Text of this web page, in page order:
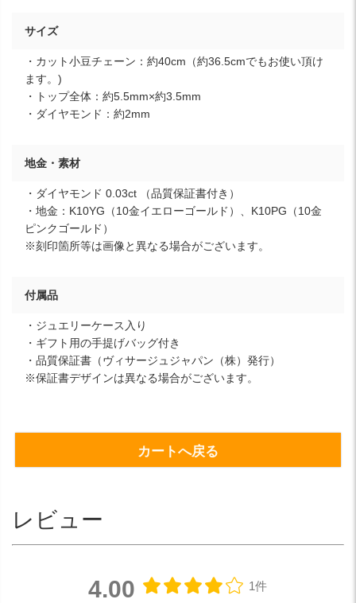
サイズ
・カット小豆チェーン：約40cm（約36.5cmでもお使い頂け
ます。)
・トップ全体：約5.5mm×約3.5mm
・ダイヤモンド：約2mm
地金・素材
・ダイヤモンド 0.03ct （品質保証書付き）
・地金：K10YG（10金イエローゴールド）、K10PG（10金
ピンクゴールド）
※刻印箇所等は画像と異なる場合がございます。
付属品
・ジュエリーケース入り
・ギフト用の手提げバッグ付き
・品質保証書（ヴィサージュジャパン（株）発行）
※保証書デザインは異なる場合がございます。
カートへ戻る
レビュー
4.00 1件